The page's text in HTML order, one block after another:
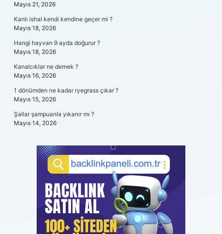
Mayıs 21, 2026
Kanlı ishal kendi kendine geçer mi ?
Mayıs 18, 2026
Hangi hayvan 9 ayda doğurur ?
Mayıs 18, 2026
Kanalcıklar ne demek ?
Mayıs 16, 2026
1 dönümden ne kadar ryegrass çıkar ?
Mayıs 15, 2026
Şallar şampuanla yıkanır mı ?
Mayıs 14, 2026